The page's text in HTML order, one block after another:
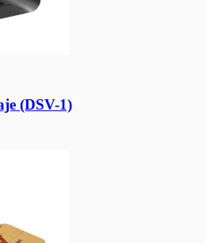
(DSV-1)